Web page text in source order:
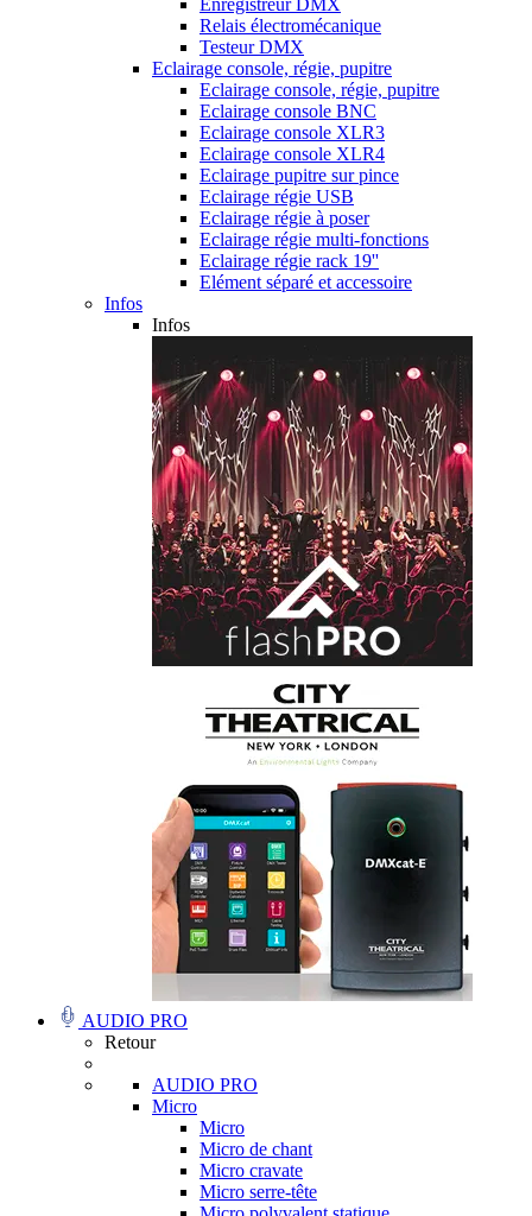
Enregistreur DMX
Relais électromécanique
Testeur DMX
Eclairage console, régie, pupitre
Eclairage console, régie, pupitre
Eclairage console BNC
Eclairage console XLR3
Eclairage console XLR4
Eclairage pupitre sur pince
Eclairage régie USB
Eclairage régie à poser
Eclairage régie multi-fonctions
Eclairage régie rack 19''
Elément séparé et accessoire
Infos
Infos
AUDIO PRO
Retour
AUDIO PRO
Micro
Micro
Micro de chant
Micro cravate
Micro serre-tête